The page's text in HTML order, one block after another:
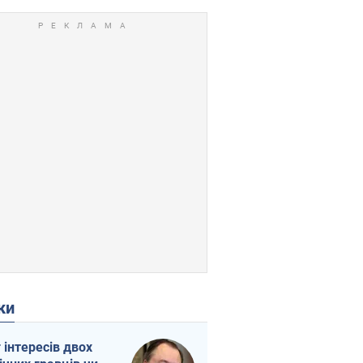
інтересів двох